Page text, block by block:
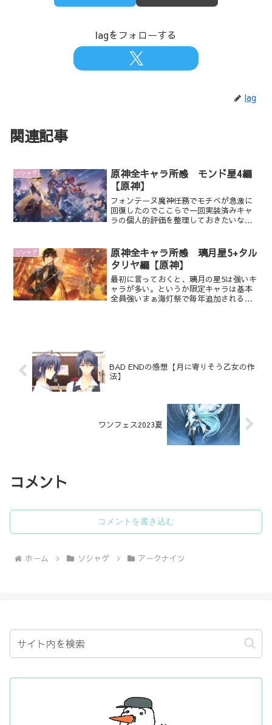
lagをフォローする
lag
関連記事
ソシャゲ
原神全キャラ所感 モンド星4編
【原神】
フォンテーヌ魔神任務でモチベが急激に
回復したのでここらで一回実装済みキャ
ラの個人的評価を整理しておきたいな
うどいいかも。2023年11月Ver4.2時点モ
ンド ①...
ソシャゲ
原神全キャラ所感 璃月星5+タル
タリヤ編【原神】
最初に言っておくと、璃月の星5は強いキ
ャラが多い。というか限定キャラは基本
全員強いまぁ海灯祭で毎年追加されるか
BAD ENDの感想【月に寄りそう乙女の作
法】
ワンフェス2023夏
コメント
コメントを書き込む
ホーム ソシャゲ アークナイツ